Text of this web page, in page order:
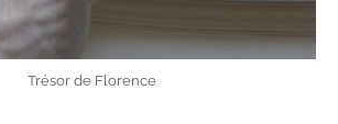
Trésor de Florence